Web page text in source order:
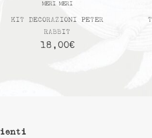
MERI MERI
KIT DECORAZIONI PETER
RABBIT
18,00€